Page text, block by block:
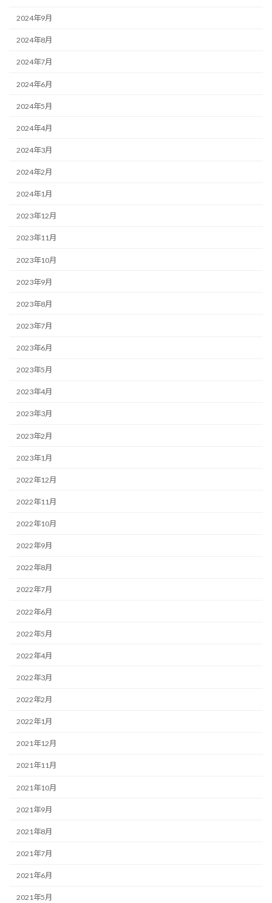
2024年9月
2024年8月
2024年7月
2024年6月
2024年5月
2024年4月
2024年3月
2024年2月
2024年1月
2023年12月
2023年11月
2023年10月
2023年9月
2023年8月
2023年7月
2023年6月
2023年5月
2023年4月
2023年3月
2023年2月
2023年1月
2022年12月
2022年11月
2022年10月
2022年9月
2022年8月
2022年7月
2022年6月
2022年5月
2022年4月
2022年3月
2022年2月
2022年1月
2021年12月
2021年11月
2021年10月
2021年9月
2021年8月
2021年7月
2021年6月
2021年5月